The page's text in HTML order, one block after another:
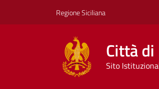
Regione Siciliana
Città
Sito